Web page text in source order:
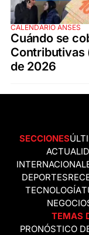
CALENDARIO ANSES
Cuándo se
Contributivas
de 2026
SECCIONES
DEPORTES
TECNOLOGÍA
TEMAS
PRONÓSTICO